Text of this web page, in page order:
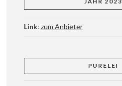
Link: zum Anbieter
PURELEI